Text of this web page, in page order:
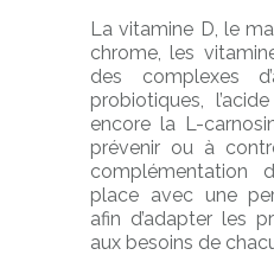
La vitamine D, le
chrome, les
des complexes
probiotiques,
encore la L-
prévenir ou à
complémentation
place avec une
afin d’adapter les
aux besoins de